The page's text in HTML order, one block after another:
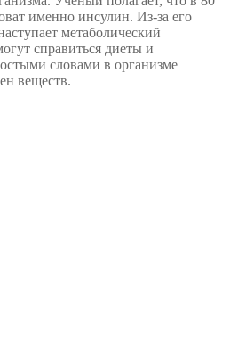
именно инсулин. Из-за его
метаболический
справиться диеты и
словами в организме
веществ.